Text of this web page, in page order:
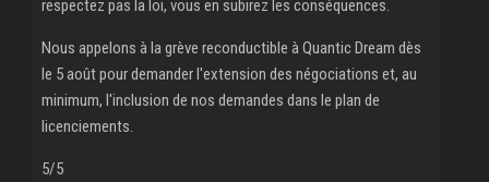
respectez pas la loi, vous en subirez les conséquences.
Nous appelons à la grève reconductible à Quantic Dream dès
le 5 août pour demander l'extension des négociations et, au
minimum, l'inclusion de nos demandes dans le plan de
licenciements.
5/5